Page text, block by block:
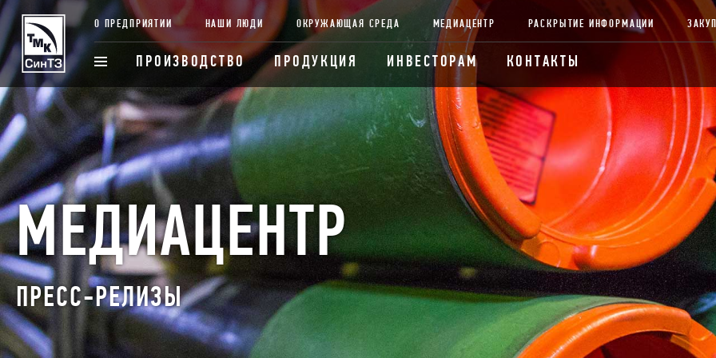
О ПРЕДПРИЯТИИ НАШИ ЛЮДИ ОКРУЖАЮЩАЯ СРЕДА МЕДИАЦЕНТР РАСКРЫТИЕ ИНФОРМАЦИИ
ПРОИЗВОДСТВО ПРОДУКЦИЯ ИНВЕСТОРАМ КОНТАКТЫ
МЕДИАЦЕНТР
ПРЕСС-РЕЛИЗЫ